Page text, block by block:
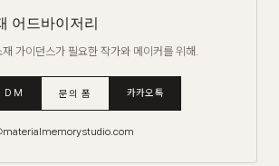
어드바이저리
가이던스가 필요한 작가와 메이커를 위해.
DM 문의 폼 카카오톡